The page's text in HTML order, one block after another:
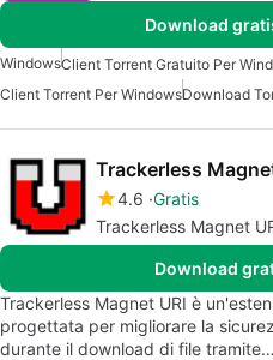
Download
WindowsClient Torrent Gratuito Per
Client Torrent Per WindowsDownload
Trackerless
4.6 Gratis
Trackerless Magnet
Download
Trackerless Magnet URI è
progettata per migliorare la
durante il download di file tramite…